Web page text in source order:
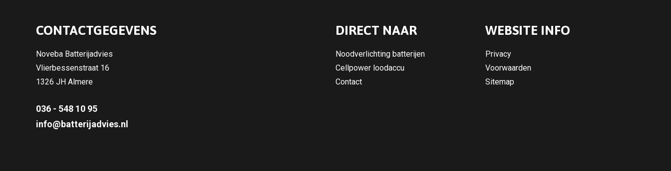
CONTACTGEGEVENS
Noveba Batterijadvies
Vlierbessenstraat 16
1326 JH Almere
036 - 548 10 95
info@batterijadvies.nl
DIRECT NAAR
Noodverlichting batterijen
Cellpower loodaccu
Contact
WEBSITE INFO
Privacy
Voorwaarden
Sitemap